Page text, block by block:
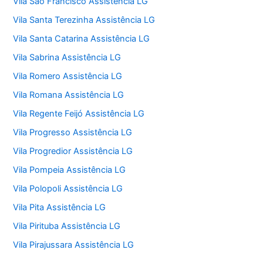
Vila Santa Terezinha Assistência LG
Vila Santa Catarina Assistência LG
Vila Sabrina Assistência LG
Vila Romero Assistência LG
Vila Romana Assistência LG
Vila Regente Feijó Assistência LG
Vila Progresso Assistência LG
Vila Progredior Assistência LG
Vila Pompeia Assistência LG
Vila Polopoli Assistência LG
Vila Pita Assistência LG
Vila Pirituba Assistência LG
Vila Pirajussara Assistência LG